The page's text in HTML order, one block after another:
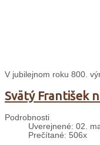
V jubilejnom roku 800.
Svätý František
Podrobnosti
Uverejnené: 02.
Prečítané: 506x